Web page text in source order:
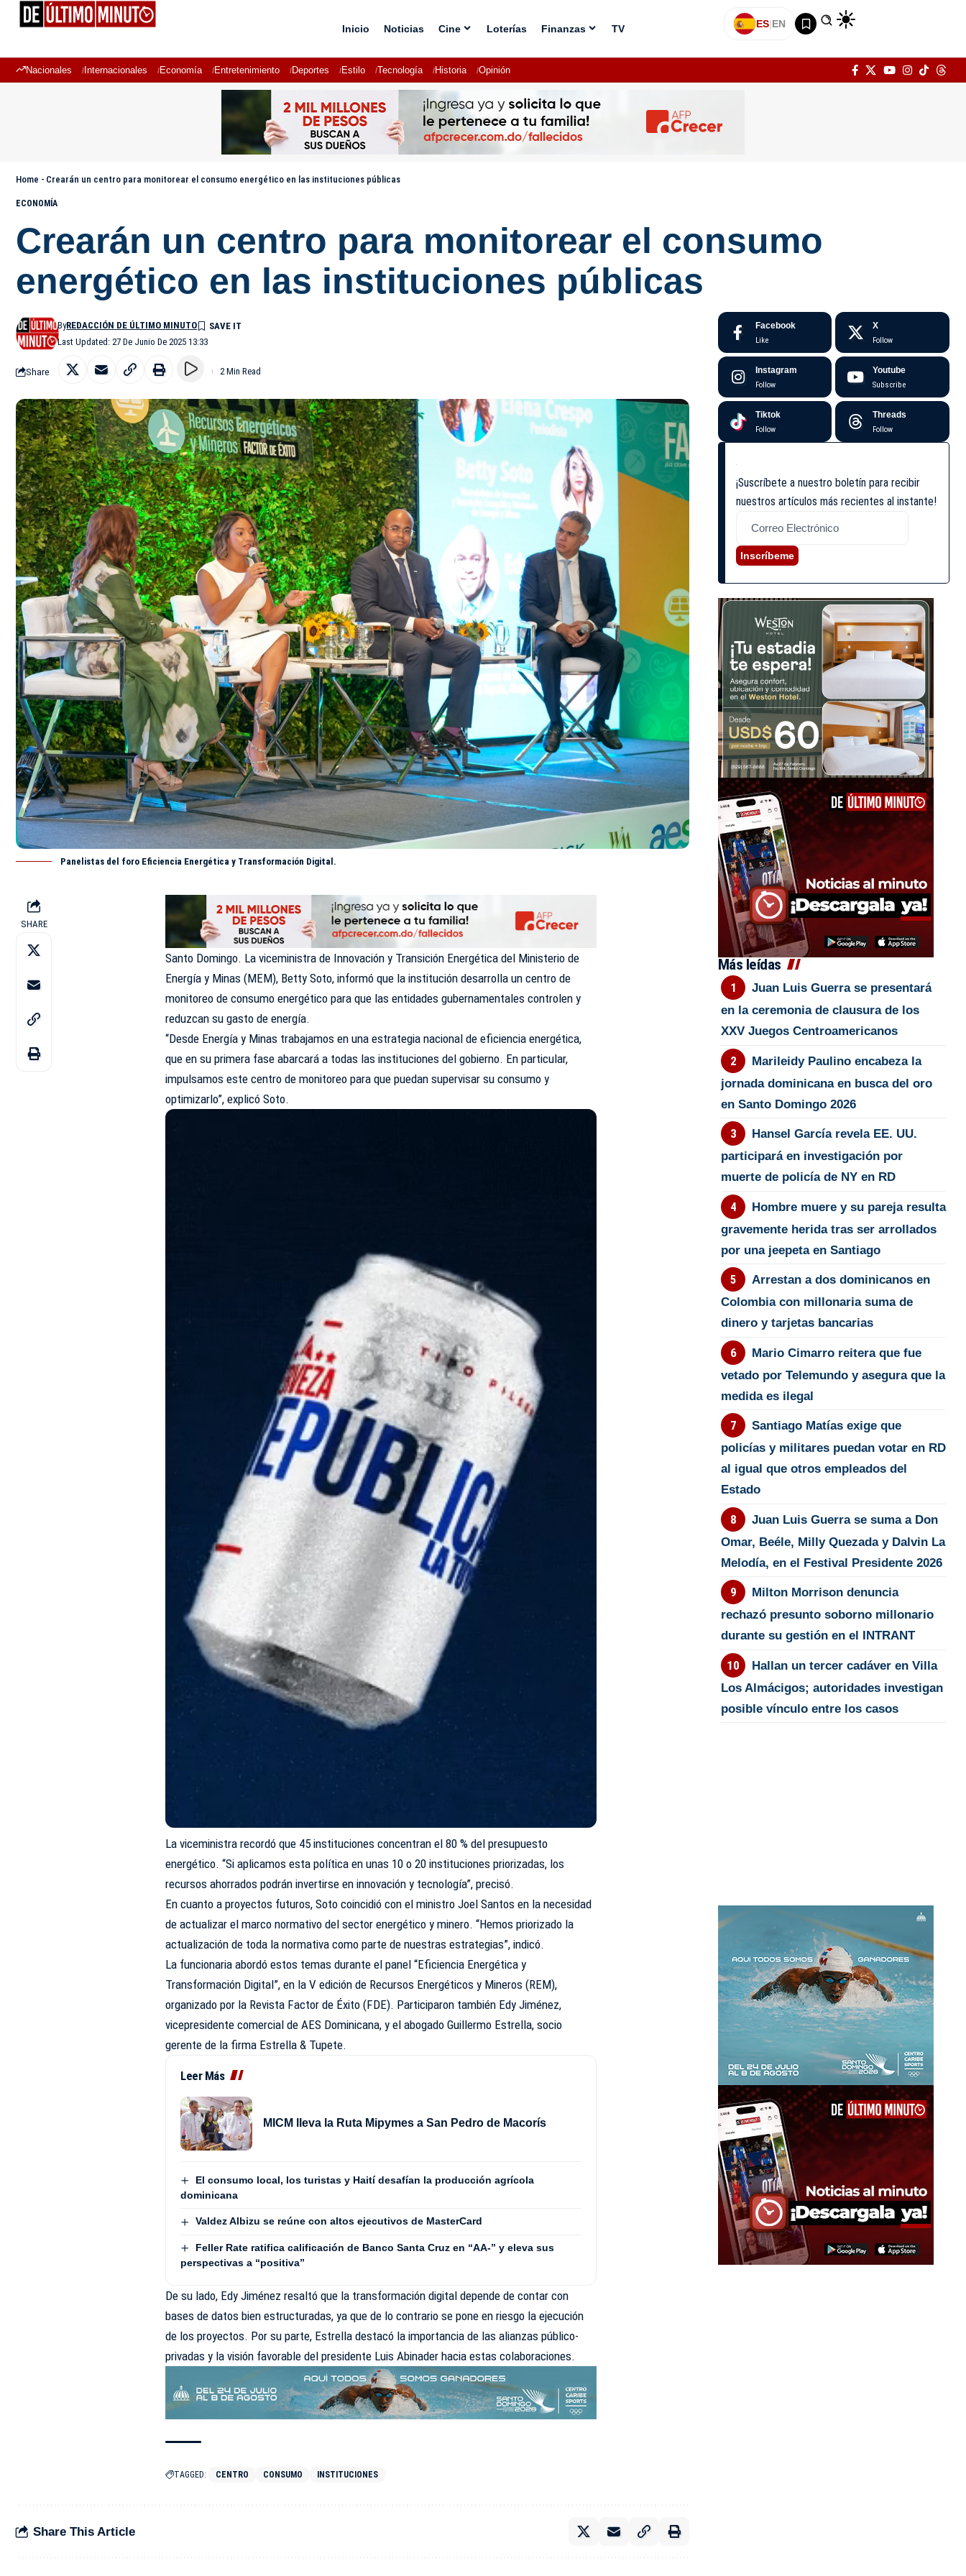
Inicio Noticias Cine Loterías Finanzas TV ES|EN
Nacionales Internacionales Economía Entretenimiento Deportes Estilo Tecnología Historia Opinión
Home - Crearán un centro para monitorear el consumo energético en las instituciones públicas
ECONOMÍA
Crearán un centro para monitorear el consumo
energético en las instituciones públicas
Last Updated: 27 De Junio De 2025 13:33
ByREDACCIÓN DE ÚLTIMO MINUTO
Share 2 Min Read
Panelistas del foro Eficiencia Energética y Transformación Digital.
SHARE
Santo Domingo. La viceministra de Innovación y Transición Energética del Ministerio de
Energía y Minas (MEM), Betty Soto, informó que la institución desarrolla un centro de
monitoreo de consumo energético para que las entidades gubernamentales controlen y
reduzcan su gasto de energía.
“Desde Energía y Minas trabajamos en una estrategia nacional de eficiencia energética,
que en su primera fase abarcará a todas las instituciones del gobierno. En particular,
impulsamos este centro de monitoreo para que puedan supervisar su consumo y
optimizarlo”, explicó Soto.
La viceministra recordó que 45 instituciones concentran el 80 % del presupuesto
energético. “Si aplicamos esta política en unas 10 o 20 instituciones priorizadas, los
recursos ahorrados podrán invertirse en innovación y tecnología”, precisó.
En cuanto a proyectos futuros, Soto coincidió con el ministro Joel Santos en la necesidad
de actualizar el marco normativo del sector energético y minero. “Hemos priorizado la
actualización de toda la normativa como parte de nuestras estrategias”, indicó.
La funcionaria abordó estos temas durante el panel “Eficiencia Energética y
Transformación Digital”, en la V edición de Recursos Energéticos y Mineros (REM),
organizado por la Revista Factor de Éxito (FDE). Participaron también Edy Jiménez,
vicepresidente comercial de AES Dominicana, y el abogado Guillermo Estrella, socio
gerente de la firma Estrella & Tupete.
Leer Más
MICM lleva la Ruta Mipymes a San Pedro de Macorís
El consumo local, los turistas y Haití desafían la producción agrícola
dominicana
Valdez Albizu se reúne con altos ejecutivos de MasterCard
Feller Rate ratifica calificación de Banco Santa Cruz en “AA-” y eleva sus
perspectivas a “positiva”
De su lado, Edy Jiménez resaltó que la transformación digital depende de contar con
bases de datos bien estructuradas, ya que de lo contrario se pone en riesgo la ejecución
de los proyectos. Por su parte, Estrella destacó la importancia de las alianzas público-
privadas y la visión favorable del presidente Luis Abinader hacia estas colaboraciones.
TAGGED: CENTRO CONSUMO INSTITUCIONES
Share This Article
Facebook
Like
X
Follow
Instagram
Follow
Youtube
Subscribe
Tiktok
Follow
Threads
Follow
¡Suscríbete a nuestro boletín para recibir
nuestros artículos más recientes al instante!
Inscríbeme
Más leídas
Juan Luis Guerra se presentará
en la ceremonia de clausura de los
XXV Juegos Centroamericanos
Marileidy Paulino encabeza la
jornada dominicana en busca del oro
en Santo Domingo 2026
Hansel García revela EE. UU.
participará en investigación por
muerte de policía de NY en RD
Hombre muere y su pareja resulta
gravemente herida tras ser arrollados
por una jeepeta en Santiago
Arrestan a dos dominicanos en
Colombia con millonaria suma de
dinero y tarjetas bancarias
Mario Cimarro reitera que fue
vetado por Telemundo y asegura que la
medida es ilegal
Santiago Matías exige que
policías y militares puedan votar en RD
al igual que otros empleados del
Estado
Juan Luis Guerra se suma a Don
Omar, Beéle, Milly Quezada y Dalvin La
Melodía, en el Festival Presidente 2026
Milton Morrison denuncia
rechazó presunto soborno millonario
durante su gestión en el INTRANT
Hallan un tercer cadáver en Villa
Los Almácigos; autoridades investigan
posible vínculo entre los casos